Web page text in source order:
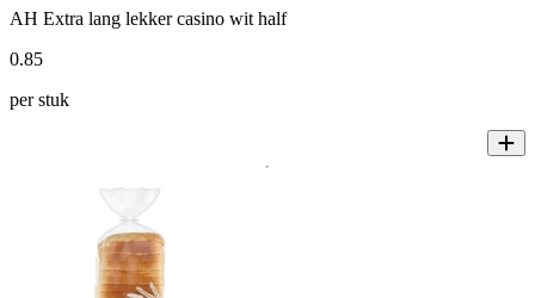
AH Extra lang lekker casino wit half
0.85
per stuk